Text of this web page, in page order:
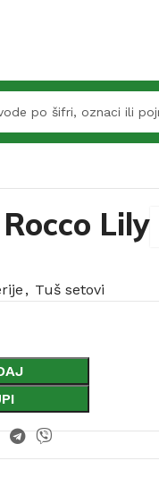
Lily
, Tuš setovi